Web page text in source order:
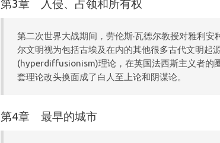
第3章 入侵、占领和所有权
第二次世界大战期间，劳伦斯·瓦德尔教授对雅利安
尔文明视为包括古埃及在内的其他很多古代文明起
(hyperdiffusionism)理论，在英国法西斯主义者的
套理论改头换面成了白人至上论和阴谋论。
第4章 最早的城市